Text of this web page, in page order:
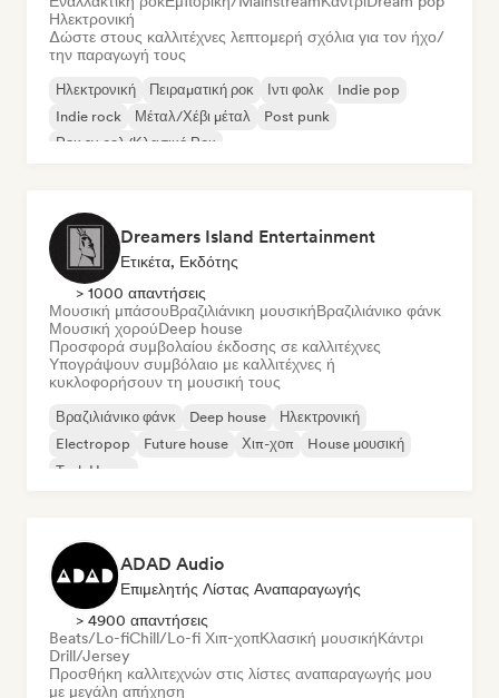
Ηλεκτρονική
Δώστε στους καλλιτέχνες λεπτομερή σχόλια για τον ήχο/
την παραγωγή τους
Ηλεκτρονική Πειραματική ροκ Ιντι φολκ
Indie pop
Indie rock
Μέταλ/Χέβι μέταλ
Post punk
Ροκ εν ρολ/Κλασικό Ροκ
Dreamers Island Entertainment
Ετικέτα, Εκδότης
> 1000 απαντήσεις
Μουσική μπάσουΒραζιλιάνικη μουσικήΒραζιλιάνικο φάνκ
Μουσική χορούDeep house
Προσφορά συμβολαίου έκδοσης σε καλλιτέχνες
Υπογράψουν συμβόλαιο με καλλιτέχνες ή
κυκλοφορήσουν τη μουσική τους
Βραζιλιάνικο φάνκ Deep house
Ηλεκτρονική
Electropop
Future house Χιπ-χοπ
House μουσική
Tech House
ADAD Audio
Επιμελητής Λίστας Αναπαραγωγής
> 4900 απαντήσεις
Beats/Lo-fiChill/Lo-fi Χιπ-χοπΚλασική μουσικήΚάντρι
Drill/Jersey
Προσθήκη καλλιτεχνών στις λίστες αναπαραγωγής μου
με μεγάλη απήχηση